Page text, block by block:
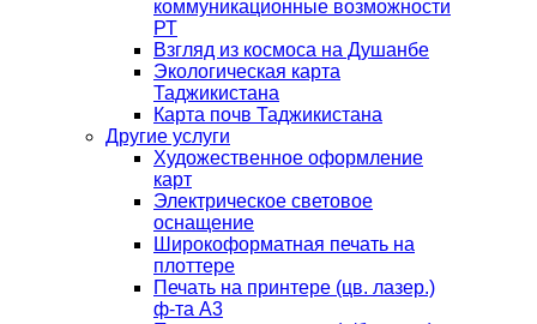
коммуникационные возможности
РТ
Взгляд из космоса на Душанбе
Экологическая карта
Таджикистана
Карта почв Таджикистана
Другие услуги
Художественное оформление
карт
Электрическое световое
оснащение
Широкоформатная печать на
плоттере
Печать на принтере (цв. лазер.)
ф-та А3